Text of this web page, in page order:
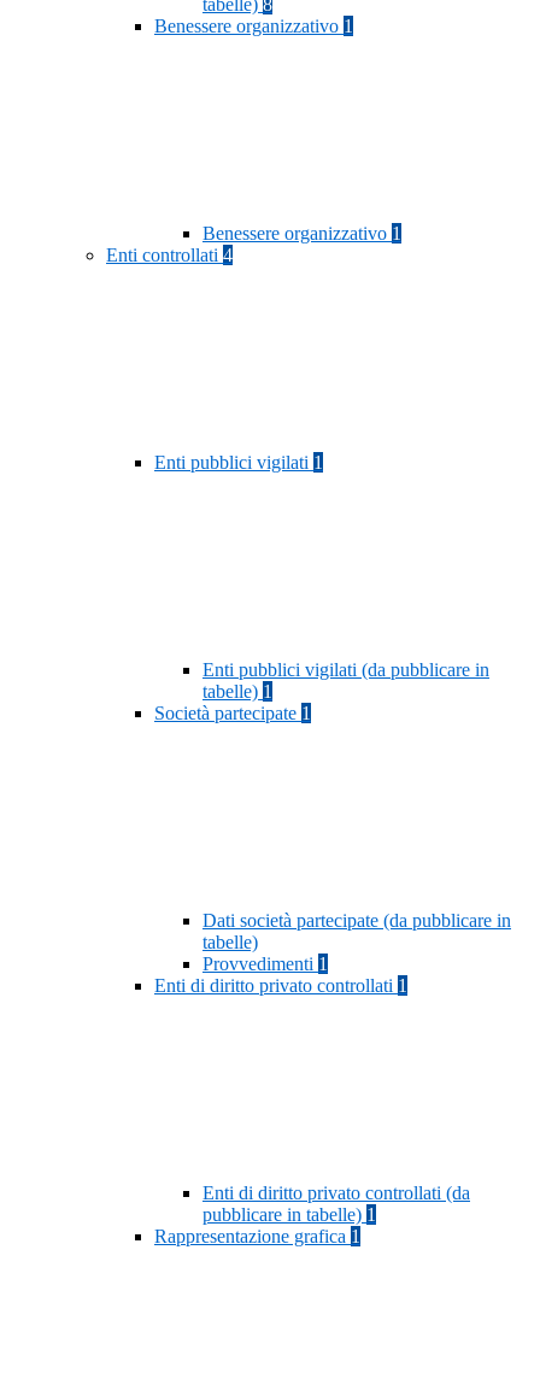
tabelle) 8
Benessere organizzativo 1
Benessere organizzativo 1
Enti controllati 4
Enti pubblici vigilati 1
Enti pubblici vigilati (da pubblicare in
tabelle) 1
Società partecipate 1
Dati società partecipate (da pubblicare in
tabelle)
Provvedimenti 1
Enti di diritto privato controllati 1
Enti di diritto privato controllati (da
pubblicare in tabelle) 1
Rappresentazione grafica 1